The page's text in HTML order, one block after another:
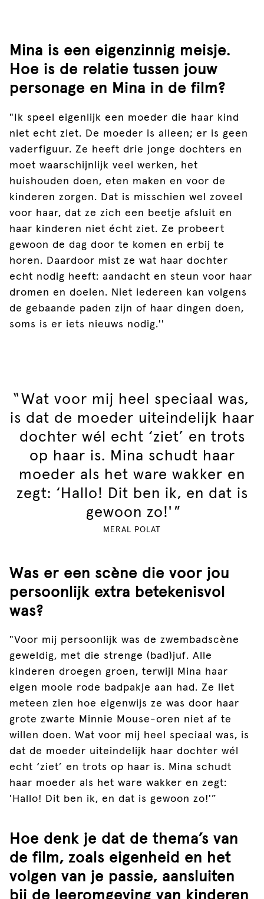
Mina is een eigenzinnig meisje.
Hoe is de relatie tussen jouw
personage en Mina in de film?
"Ik speel eigenlijk een moeder die haar kind
niet echt ziet. De moeder is alleen; er is geen
vaderfiguur. Ze heeft drie jonge dochters en
moet waarschijnlijk veel werken, het
huishouden doen, eten maken en voor de
kinderen zorgen. Dat is misschien wel zoveel
voor haar, dat ze zich een beetje afsluit en
haar kinderen niet écht ziet. Ze probeert
gewoon de dag door te komen en erbij te
horen. Daardoor mist ze wat haar dochter
echt nodig heeft: aandacht en steun voor haar
dromen en doelen. Niet iedereen kan volgens
de gebaande paden zijn of haar dingen doen,
soms is er iets nieuws nodig.''
"Wat voor mij heel speciaal was,
is dat de moeder uiteindelijk haar
dochter wél echt ‘ziet’ en trots
op haar is. Mina schudt haar
moeder als het ware wakker en
zegt: ‘Hallo! Dit ben ik, en dat is
gewoon zo!' "
MERAL POLAT
Was er een scène die voor jou
persoonlijk extra betekenisvol
was?
"Voor mij persoonlijk was de zwembadscène
geweldig, met die strenge (bad)juf. Alle
kinderen droegen groen, terwijl Mina haar
eigen mooie rode badpakje aan had. Ze liet
meteen zien hoe eigenwijs ze was door haar
grote zwarte Minnie Mouse-oren niet af te
willen doen. Wat voor mij heel speciaal was, is
dat de moeder uiteindelijk haar dochter wél
echt ‘ziet’ en trots op haar is. Mina schudt
haar moeder als het ware wakker en zegt:
'Hallo! Dit ben ik, en dat is gewoon zo!'”
Hoe denk je dat de thema’s van
de film, zoals eigenheid en het
volgen van je passie, aansluiten